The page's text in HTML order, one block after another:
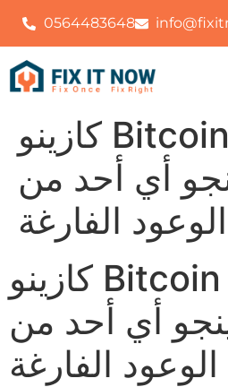
0564483648
كازينو Bitcoin الإمارات:
أي أحد من
الوعود الفارغة
كازينو Bitcoin الإمارات:
ينجو أي أحد من
الوعود الفارغة